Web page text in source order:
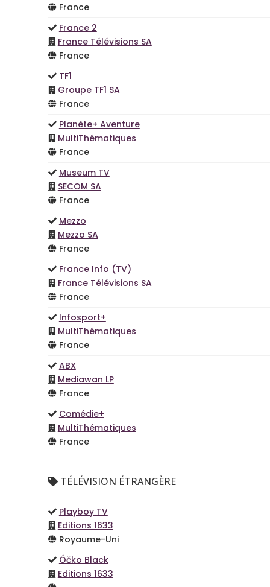
France
France 2
France Télévisions SA
France
TF1
Groupe TF1 SA
France
Planète+ Aventure
MultiThématiques
France
Museum TV
SECOM SA
France
Mezzo
Mezzo SA
France
France Info (TV)
France Télévisions SA
France
Infosport+
MultiThématiques
France
ABX
Mediawan LP
France
Comédie+
MultiThématiques
France
TÉLÉVISION ÉTRANGÈRE
Playboy TV
Editions 1633
Royaume-Uni
Óčko Black
Editions 1633